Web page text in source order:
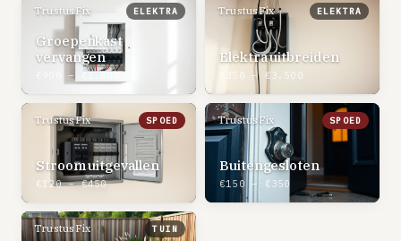
TrustusFix ELEKTRA
Groepenkast
vervangen
€900 – €1.800
TrustusFix ELEKTRA
Elektra uitbreiden
€350 – €3.500
TrustusFix SPOED
Stroom uitgevallen
€120 – €450
TrustusFix SPOED
Buitengesloten
€150 – €350
TrustusFix TUIN